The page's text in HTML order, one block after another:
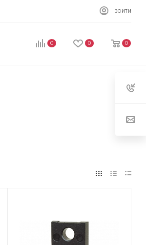
ВОЙТИ
0 0 0